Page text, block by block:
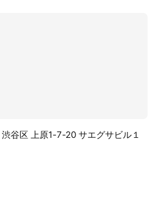
谷区 上原1-7-20 サエグサビル１